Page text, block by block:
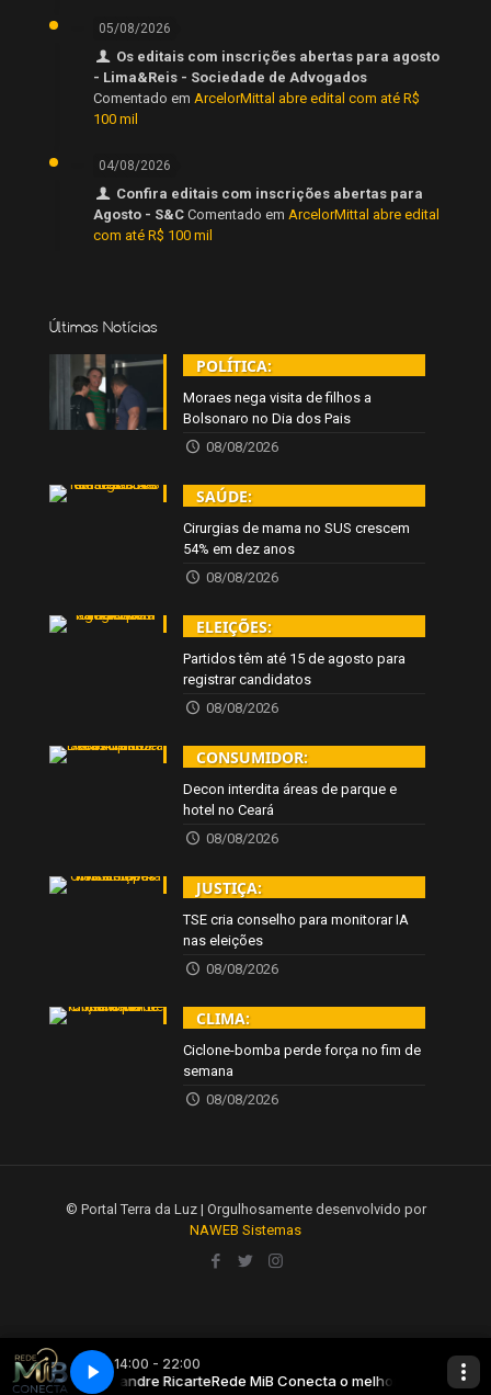
05/08/2026
Os editais com inscrições abertas para agosto
- Lima&Reis - Sociedade de Advogados
Comentado em ArcelorMittal abre edital com até R$
100 mil
04/08/2026
Confira editais com inscrições abertas para
Agosto - S&C Comentado em ArcelorMittal abre edital
com até R$ 100 mil
Últimas Notícias
POLÍTICA:
Moraes nega visita de filhos a
Bolsonaro no Dia dos Pais
08/08/2026
SAÚDE:
Cirurgias de mama no SUS crescem
54% em dez anos
08/08/2026
ELEIÇÕES:
Partidos têm até 15 de agosto para
registrar candidatos
08/08/2026
CONSUMIDOR:
Decon interdita áreas de parque e
hotel no Ceará
08/08/2026
JUSTIÇA:
TSE cria conselho para monitorar IA
nas eleições
08/08/2026
CLIMA:
Ciclone-bomba perde força no fim de
semana
08/08/2026
© Portal Terra da Luz | Orgulhosamente desenvolvido por
NAWEB Sistemas